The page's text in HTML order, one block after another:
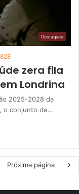
Destaques
828
zera fila
Londrina
2025-2028 da
o conjunto de…
Próxima página